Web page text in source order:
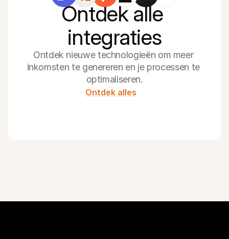
Ontdek alle
integraties
Ontdek nieuwe technologieën om meer
inkomsten te genereren en je processen te
optimaliseren.
Ontdek alles